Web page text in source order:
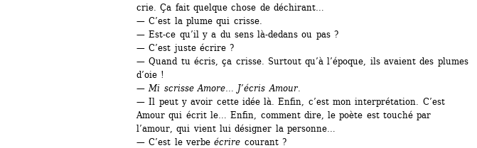
crie. Ça fait quelque chose de déchirant…
— C’est la plume qui crisse.
— Est-ce qu’il y a du sens là-dedans ou pas ?
— C’est juste écrire ?
— Quand tu écris, ça crisse. Surtout qu’à l’époque, ils avaient des plumes
d’oie !
— Mi scrisse Amore… J’écris Amour.
— Il peut y avoir cette idée là. Enfin, c’est mon interprétation. C’est
Amour qui écrit le… Enfin, comment dire, le poète est touché par
l’amour, qui vient lui désigner la personne…
— C’est le verbe écrire courant ?